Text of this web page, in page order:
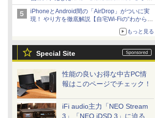
ーズ 予算を抑えて導入でき、ECCメモリへの
アップグレードも可能
iPhoneとAndroid間の「AirDrop」がついに実
現！ やり方を徹底解説【自宅Wi-Fiの“わからな
もっと見る
Special Site
性能の良いお得な中古PC情
報はこのページでチェック！
iFi audio主力「NEO Stream
3」「NEO iDSD 3」に迫る